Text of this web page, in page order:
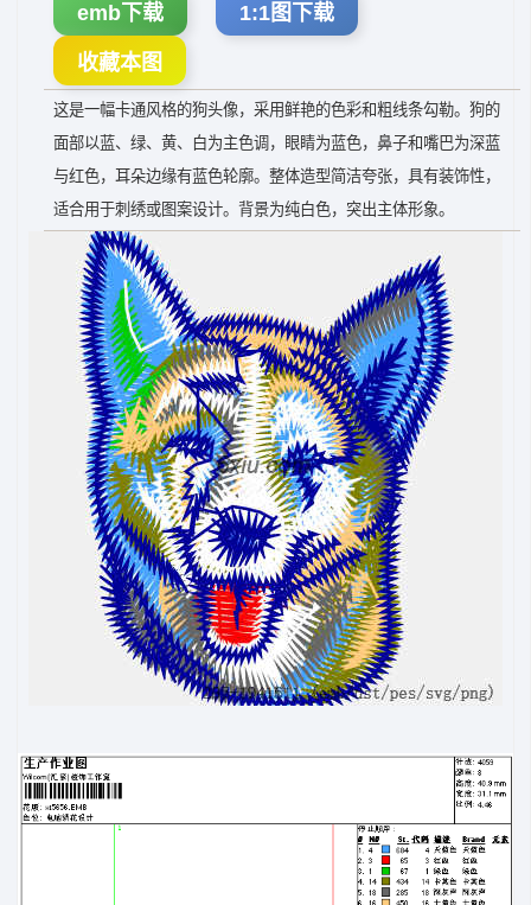
emb下载 1:1图下载
收藏本图
这是一幅卡通风格的狗头像，采用鲜艳的色彩和粗线条勾勒。狗的
面部以蓝、绿、黄、白为主色调，眼睛为蓝色，鼻子和嘴巴为深蓝
与红色，耳朵边缘有蓝色轮廓。整体造型简洁夸张，具有装饰性，
适合用于刺绣或图案设计。背景为纯白色，突出主体形象。